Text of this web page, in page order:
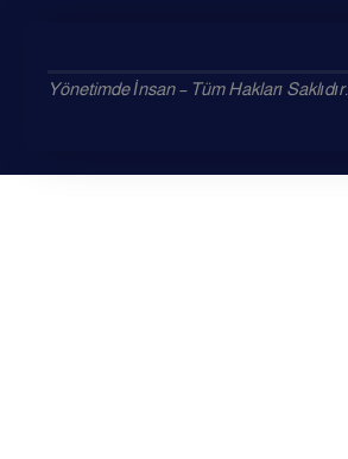
Yönetimde İnsan – Tüm Hakları Saklıdır.